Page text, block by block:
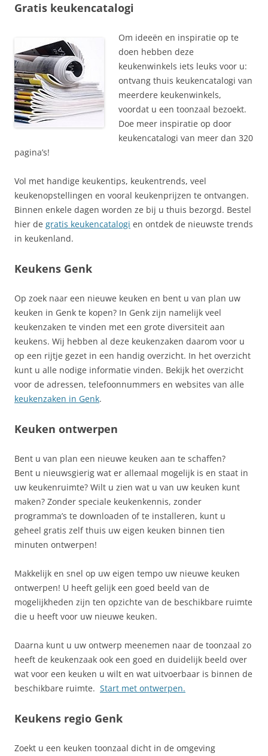
Gratis keukencatalogi
Om ideeën en inspiratie op te
doen hebben deze
keukenwinkels iets leuks voor u:
ontvang thuis keukencatalogi van
meerdere keukenwinkels,
voordat u een toonzaal bezoekt.
Doe meer inspiratie op door
keukencatalogi van meer dan 320
pagina’s!
Vol met handige keukentips, keukentrends, veel
keukenopstellingen en vooral keukenprijzen te ontvangen.
Binnen enkele dagen worden ze bij u thuis bezorgd. Bestel
hier de gratis keukencatalogi en ontdek de nieuwste trends
in keukenland.
Keukens Genk
Op zoek naar een nieuwe keuken en bent u van plan uw
keuken in Genk te kopen? In Genk zijn namelijk veel
keukenzaken te vinden met een grote diversiteit aan
keukens. Wij hebben al deze keukenzaken daarom voor u
op een rijtje gezet in een handig overzicht. In het overzicht
kunt u alle nodige informatie vinden. Bekijk het overzicht
voor de adressen, telefoonnummers en websites van alle
keukenzaken in Genk.
Keuken ontwerpen
Bent u van plan een nieuwe keuken aan te schaffen?
Bent u nieuwsgierig wat er allemaal mogelijk is en staat in
uw keukenruimte? Wilt u zien wat u van uw keuken kunt
maken? Zonder speciale keukenkennis, zonder
programma’s te downloaden of te installeren, kunt u
geheel gratis zelf thuis uw eigen keuken binnen tien
minuten ontwerpen!
Makkelijk en snel op uw eigen tempo uw nieuwe keuken
ontwerpen! U heeft gelijk een goed beeld van de
mogelijkheden zijn ten opzichte van de beschikbare ruimte
die u heeft voor uw nieuwe keuken.
Daarna kunt u uw ontwerp meenemen naar de toonzaal zo
heeft de keukenzaak ook een goed en duidelijk beeld over
wat voor een keuken u wilt en wat uitvoerbaar is binnen de
beschikbare ruimte. Start met ontwerpen.
Keukens regio Genk
Zoekt u een keuken toonzaal dicht in de omgeving